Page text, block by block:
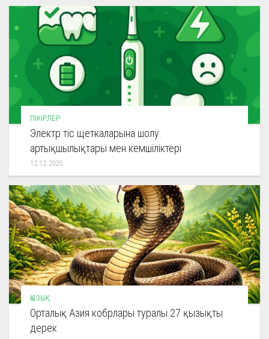
ПІКІРЛЕР
Электр тіс щеткаларына шолу:
артықшылықтары мен кемшіліктері
12.12.2025
ҚЫЗЫҚ
Орталық Азия кобрлары туралы 27 қызықты
дерек